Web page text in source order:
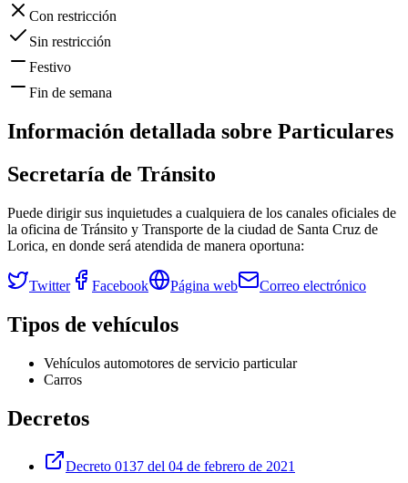
Con restricción
Sin restricción
Festivo
Fin de semana
Información detallada sobre Particulares
Secretaría de Tránsito
Puede dirigir sus inquietudes a cualquiera de los canales oficiales de
la oficina de Tránsito y Transporte de la ciudad de Santa Cruz de
Lorica, en donde será atendida de manera oportuna:
Twitter Facebook Página web Correo electrónico
Tipos de vehículos
Vehículos automotores de servicio particular
Carros
Decretos
Decreto 0137 del 04 de febrero de 2021